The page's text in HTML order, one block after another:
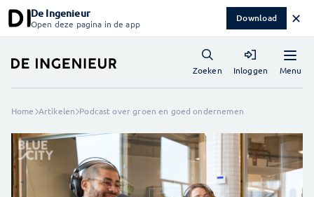
De Ingenieur
Open deze pagina in de app Download ✕
Menu
Zoeken Inloggen
Home Artikelen Podcast over groen en goed ondernemen